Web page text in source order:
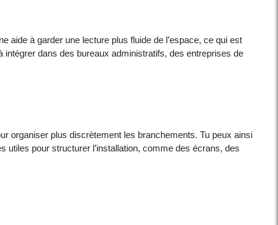
aide à garder une lecture plus fluide de l’espace, ce qui est
dans des bureaux administratifs, des entreprises de
organiser plus discrètement les branchements. Tu peux ainsi
pour structurer l’installation, comme des écrans, des